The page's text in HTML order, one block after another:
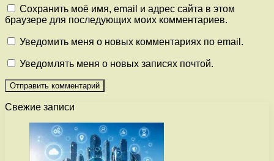
Сохранить моё имя, email и адрес сайта в этом
браузере для последующих моих комментариев.
Уведомить меня о новых комментариях по email.
Уведомлять меня о новых записях почтой.
Свежие записи